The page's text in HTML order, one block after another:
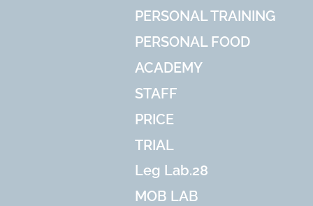
PERSONAL TRAINING
PERSONAL FOOD
ACADEMY
STAFF
PRICE
TRIAL
Leg Lab.28
MOB LAB